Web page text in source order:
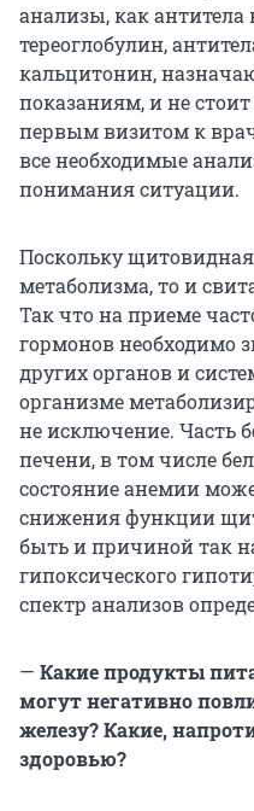
анализы, как антитела
тереоглобулин,
кальцитонин,
показаниям, и не
первым визитом к
все необходимые
понимания ситуации.
Поскольку
метаболизма, то и
Так что на приеме
гормонов необходимо
других органов и
организме
не исключение. Часть
печени, в том числе
состояние анемии
снижения функции
быть и причиной так
гипоксического
спектр анализов
— Какие продукты
могут негативно
железу? Какие,
здоровью?